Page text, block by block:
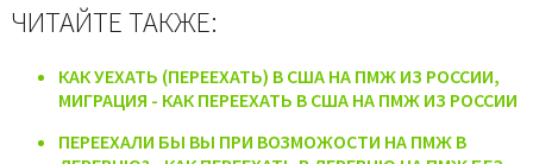
ЧИТАЙТЕ ТАКЖЕ:
КАК УЕХАТЬ (ПЕРЕЕХАТЬ) В США НА ПМЖ ИЗ РОССИИ,
МИГРАЦИЯ - КАК ПЕРЕЕХАТЬ В США НА ПМЖ ИЗ РОССИИ
ПЕРЕЕХАЛИ БЫ ВЫ ПРИ ВОЗМОЖОСТИ НА ПМЖ В